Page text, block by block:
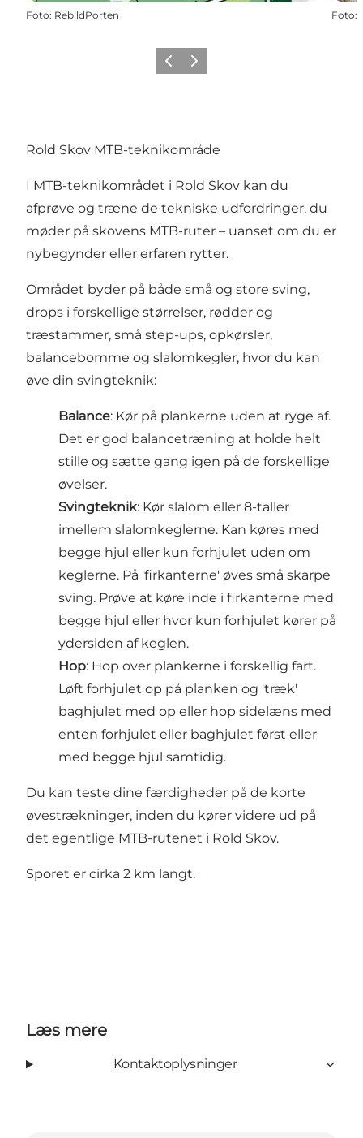
Foto: RebildPorten Foto:
ForrigeNæste
Rold Skov MTB-teknikområde
I MTB-teknikområdet i Rold Skov kan du
afprøve og træne de tekniske udfordringer, du
møder på skovens MTB-ruter – uanset om du er
nybegynder eller erfaren rytter.
Området byder på både små og store sving,
drops i forskellige størrelser, rødder og
træstammer, små step-ups, opkørsler,
balancebomme og slalomkegler, hvor du kan
øve din svingteknik:
Balance: Kør på plankerne uden at ryge af.
Det er god balancetræning at holde helt
stille og sætte gang igen på de forskellige
øvelser.
Svingteknik: Kør slalom eller 8-taller
imellem slalomkeglerne. Kan køres med
begge hjul eller kun forhjulet uden om
keglerne. På 'firkanterne' øves små skarpe
sving. Prøve at køre inde i firkanterne med
begge hjul eller hvor kun forhjulet kører på
ydersiden af keglen.
Hop: Hop over plankerne i forskellig fart.
Løft forhjulet op på planken og 'træk'
baghjulet med op eller hop sidelæns med
enten forhjulet eller baghjulet først eller
med begge hjul samtidig.
Du kan teste dine færdigheder på de korte
øvestrækninger, inden du kører videre ud på
det egentlige MTB-rutenet i Rold Skov.
Sporet er cirka 2 km langt.
Læs mere
Kontaktoplysninger